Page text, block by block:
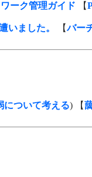
ーク管理ガイド 【
いました。 【バー
について考える) 【